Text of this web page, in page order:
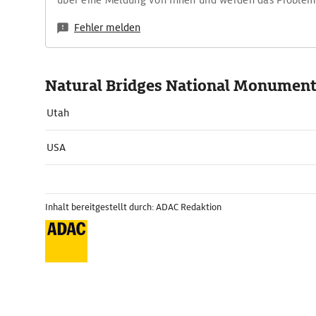
Fehler melden
Natural Bridges National Monument
Utah
USA
Inhalt bereitgestellt durch: ADAC Redaktion